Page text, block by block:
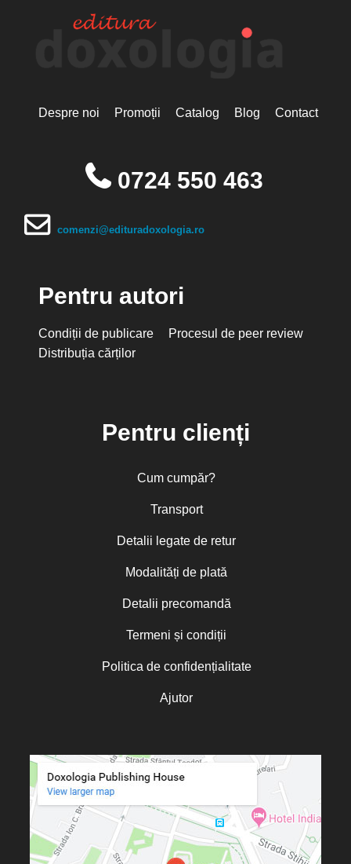
Despre noi Promoții Catalog Blog Contact
0724 550 463
comenzi@edituradoxologia.ro
Pentru autori
Condiții de publicare
Procesul de peer review
Distribuția cărților
Pentru clienți
Cum cumpăr?
Transport
Detalii legate de retur
Modalități de plată
Detalii precomandă
Termeni și condiții
Politica de confidențialitate
Ajutor